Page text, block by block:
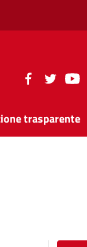
trasparente